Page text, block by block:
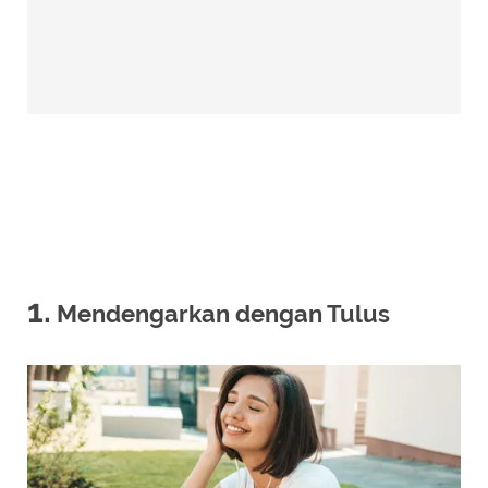
1. Mendengarkan dengan Tulus